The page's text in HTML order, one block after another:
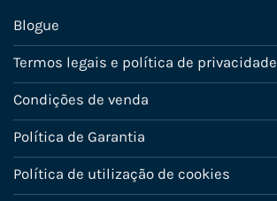
Blogue
Termos legais e política de privacidade
Condições de venda
Política de Garantia
Política de utilização de cookies